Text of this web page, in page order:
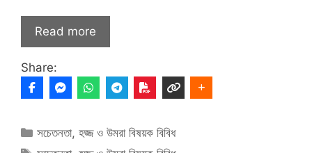
Read more
Share:
Categories
সচেতনতা,হজ্জ ও উমরা বিষয়ক বিবিধ